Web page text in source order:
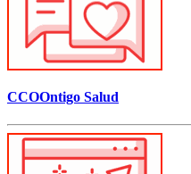
CCOOntigo Salud